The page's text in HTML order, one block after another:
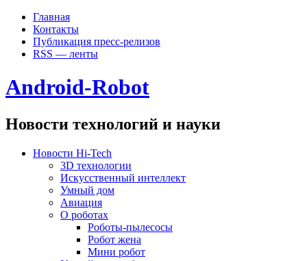
Главная
Контакты
Публикация пресс-релизов
RSS — ленты
Android-Robot
Новости технологий и науки
Новости Hi-Tech
3D технологии
Искусственный интеллект
Умный дом
Авиация
О роботах
Роботы-пылесосы
Робот жена
Мини робот